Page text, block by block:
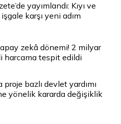
yayımlandı: Kıyı ve
karşı yeni adım
zekâ dönemi! 2 milyar
harcama tespit edildi
proje bazlı devlet yardımı
yönelik kararda değişiklik